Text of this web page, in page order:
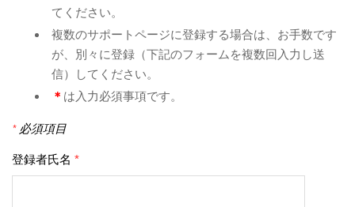
てください。
複数のサポートページに登録する場合は、お手数です
が、別々に登録（下記のフォームを複数回入力し送
信）してください。
＊ は入力必須事項です。
* 必須項目
登録者氏名 *